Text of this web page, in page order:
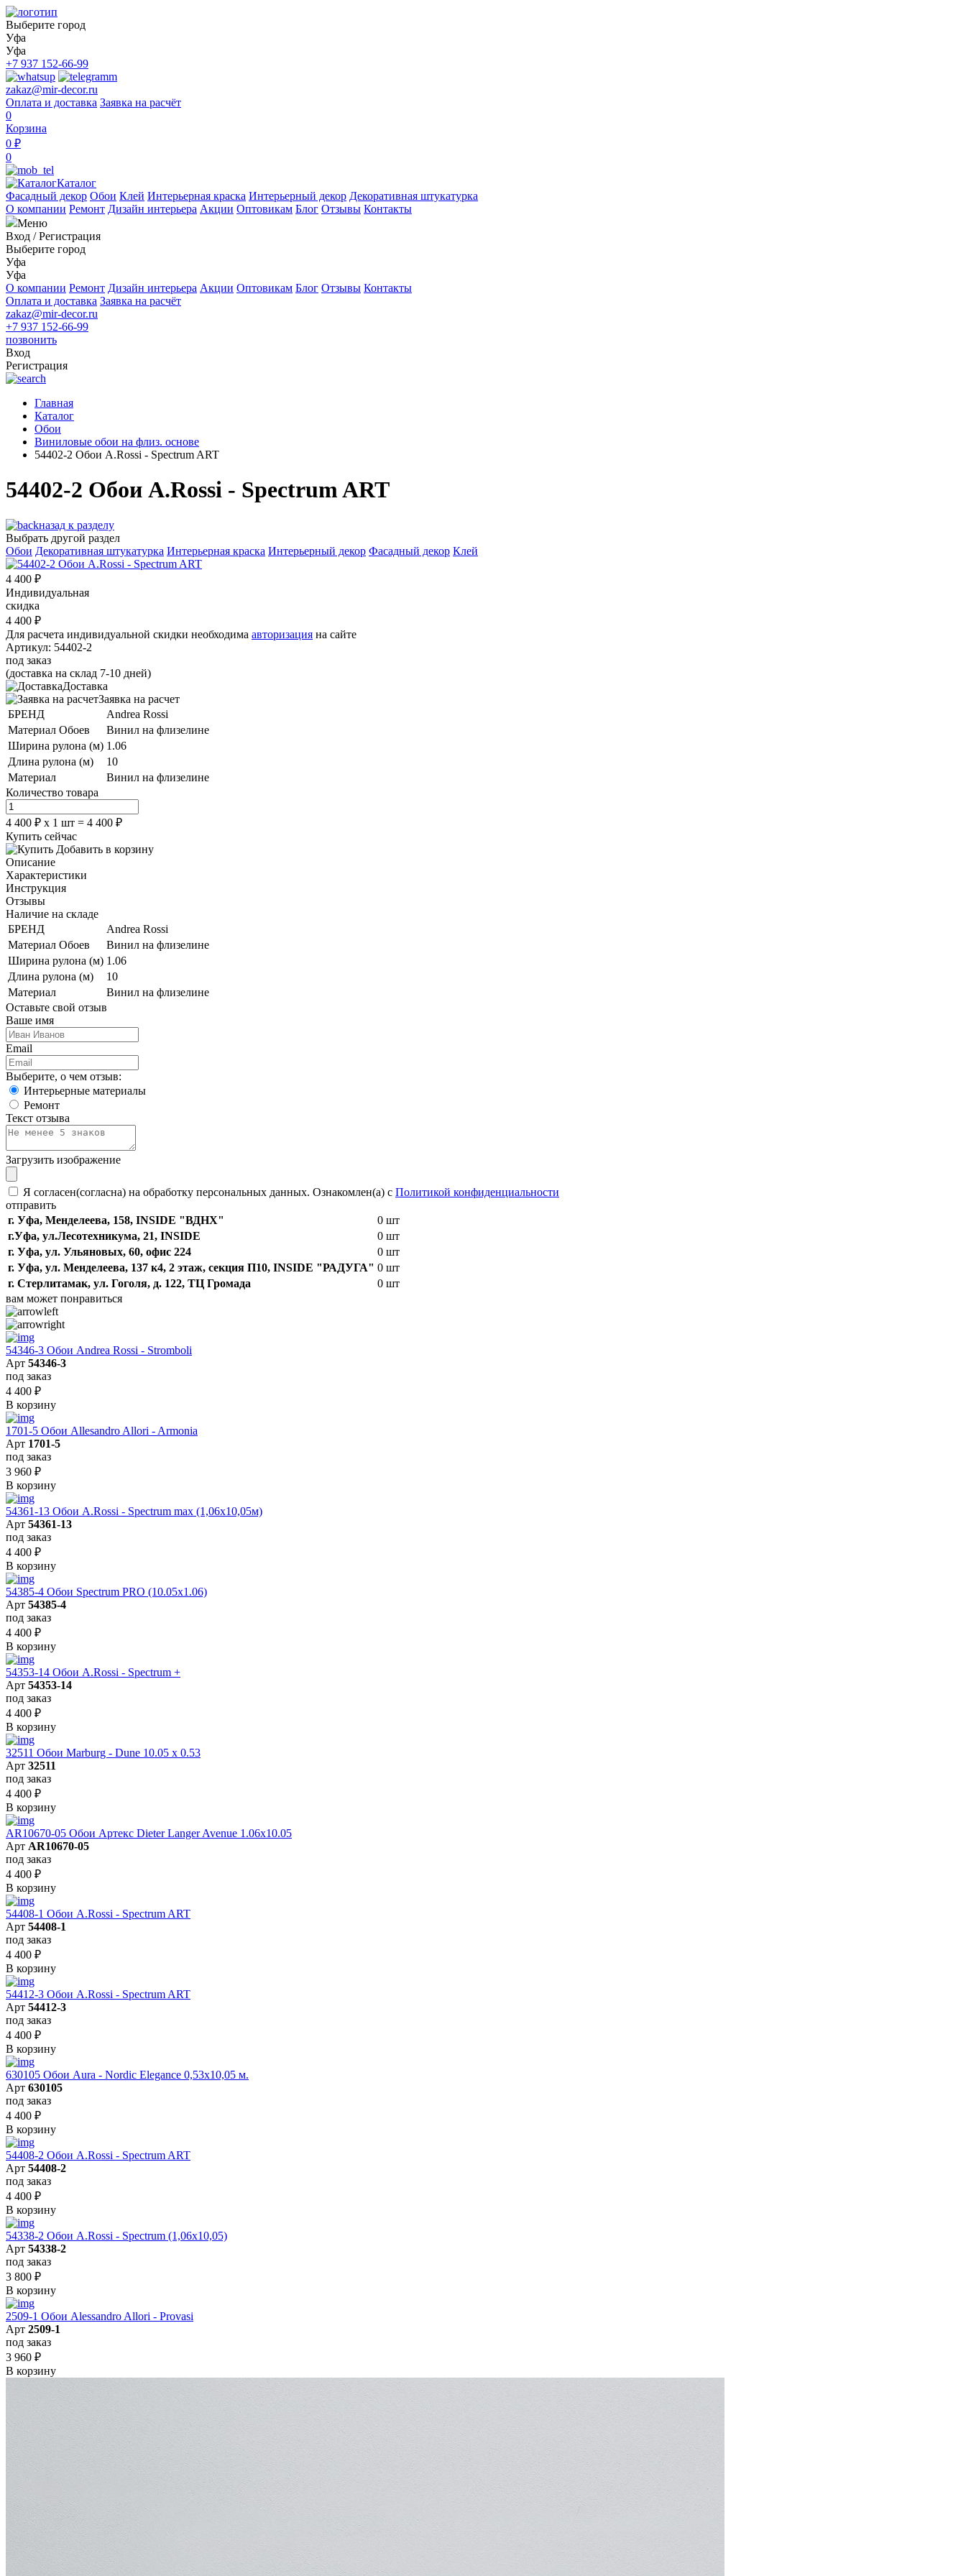
Выберите город
Уфа
Уфа
+7 937 152-66-99
zakaz@mir-decor.ru
Оплата и доставка Заявка на расчёт
0
Корзина
0 ₽
0
Каталог
Фасадный декор Обои Клей Интерьерная краска Интерьерный декор Декоративная штукатурка
О компании Ремонт Дизайн интерьера Акции Оптовикам Блог Отзывы Контакты
Меню
Вход /Регистрация
Выберите город
Уфа
Уфа
О компании Ремонт Дизайн интерьера Акции Оптовикам Блог Отзывы Контакты
Оплата и доставка Заявка на расчёт
zakaz@mir-decor.ru
+7 937 152-66-99
позвонить
Вход
Регистрация
Главная
Каталог
Обои
Виниловые обои на флиз. основе
54402-2 Обои A.Rossi - Spectrum ART
54402-2 Обои A.Rossi - Spectrum ART
назад к разделу
Выбрать другой раздел
Обои Декоративная штукатурка Интерьерная краска Интерьерный декор Фасадный декор Клей
4 400 ₽
Индивидуальная
скидка
4 400 ₽
Для расчета индивидуальной скидки необходима авторизация на сайте
Артикул: 54402-2
под заказ
(доставка на склад 7-10 дней)
Доставка
Заявка на расчет
БРЕНД
Andrea Rossi
Материал Обоев
Винил на флизелине
Ширина рулона (м) 1.06
Длина рулона (м)
10
Материал
Винил на флизелине
Количество товара
4 400 ₽ х 1 шт = 4 400 ₽
Купить сейчас
Добавить в корзину
Описание
Характеристики
Инструкция
Отзывы
Наличие на складе
БРЕНД
Andrea Rossi
Материал Обоев
Винил на флизелине
Ширина рулона (м) 1.06
Длина рулона (м)
10
Материал
Винил на флизелине
Оставьте свой отзыв
Ваше имя
Email
Выберите, о чем отзыв:
Интерьерные материалы
Ремонт
Текст отзыва
Загрузить изображение
Я согласен(согласна) на обработку персональных данных. Ознакомлен(а) с Политикой конфиденциальности
отправить
г. Уфа, Менделеева, 158, INSIDE "ВДНХ"
0 шт
г.Уфа, ​ул.Лесотехникума, 21, INSIDE
0 шт
г. Уфа, ул. Ульяновых, 60, офис 224
0 шт
г. Уфа, ул. Менделеева, 137 к4, ​2 этаж, секция П10, INSIDE "РАДУГА" 0 шт
г. Стерлитамак, ул. Гоголя, д. 122, ТЦ Громада
0 шт
вам может понравиться
54346-3 Обои Andrea Rossi - Stromboli
Арт 54346-3
под заказ
4 400 ₽
В корзину
1701-5 Обои Allesandro Allori - Armonia
Арт 1701-5
под заказ
3 960 ₽
В корзину
54361-13 Обои A.Rossi - Spectrum max (1,06x10,05м)
Арт 54361-13
под заказ
4 400 ₽
В корзину
54385-4 Обои Spectrum PRO (10.05х1.06)
Арт 54385-4
под заказ
4 400 ₽
В корзину
54353-14 Обои A.Rossi - Spectrum +
Арт 54353-14
под заказ
4 400 ₽
В корзину
32511 Обои Marburg - Dune 10.05 х 0.53
Арт 32511
под заказ
4 400 ₽
В корзину
AR10670-05 Обои Артекс Dieter Langer Avenue 1.06x10.05
Арт AR10670-05
под заказ
4 400 ₽
В корзину
54408-1 Обои A.Rossi - Spectrum ART
Арт 54408-1
под заказ
4 400 ₽
В корзину
54412-3 Обои A.Rossi - Spectrum ART
Арт 54412-3
под заказ
4 400 ₽
В корзину
630105 Обои Aura - Nordic Elegance 0,53x10,05 м.
Арт 630105
под заказ
4 400 ₽
В корзину
54408-2 Обои A.Rossi - Spectrum ART
Арт 54408-2
под заказ
4 400 ₽
В корзину
54338-2 Обои A.Rossi - Spectrum (1,06x10,05)
Арт 54338-2
под заказ
3 800 ₽
В корзину
2509-1 Обои Alessandro Allori - Provasi
Арт 2509-1
под заказ
3 960 ₽
В корзину